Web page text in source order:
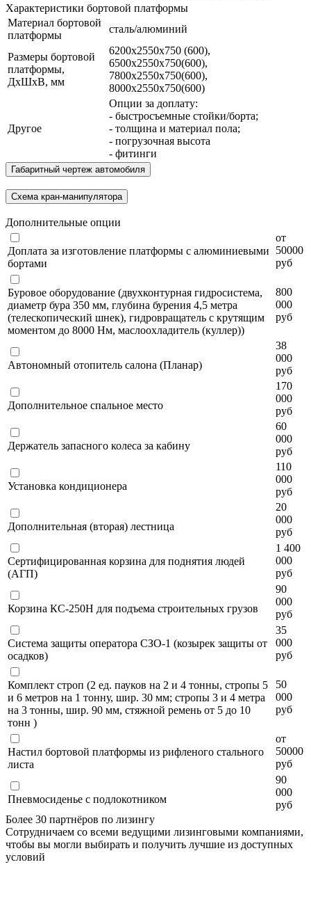
Характеристики бортовой платформы
Материал бортовой
платформы
сталь/алюминий
Размеры бортовой
платформы,
ДхШхВ, мм
6200х2550х750 (600),
6500х2550х750(600),
7800х2550х750(600),
8000х2550х750(600)
Другое
Опции за доплату:
- быстросъемные стойки/борта;
- толщина и материал пола;
- погрузочная высота
- фитинги
Габаритный чертеж автомобиля
Схема кран-манипулятора
Дополнительные опции
Доплата за изготовление платформы с алюминиевыми
бортами
от
50000
руб
Буровое оборудование (двухконтурная гидросистема,
диаметр бура 350 мм, глубина бурения 4,5 метра
(телескопический шнек), гидровращатель с крутящим
моментом до 8000 Нм, маслоохладитель (куллер))
800
000
руб
Автономный отопитель салона (Планар)
38
000
руб
Дополнительное спальное место
170
000
руб
Держатель запасного колеса за кабину
60
000
руб
Установка кондиционера
110
000
руб
Дополнительная (вторая) лестница
20
000
руб
Сертифицированная корзина для поднятия людей
(АГП)
1 400
000
руб
Корзина КС-250Н для подъема строительных грузов
90
000
руб
Система защиты оператора СЗО-1 (козырек защиты от
осадков)
35
000
руб
Комплект строп (2 ед. пауков на 2 и 4 тонны, стропы 5
и 6 метров на 1 тонну, шир. 30 мм; стропы 3 и 4 метра
на 3 тонны, шир. 90 мм, стяжной ремень от 5 до 10
тонн )
50
000
руб
Настил бортовой платформы из рифленого стального
листа
от
50000
руб
Пневмосиденье с подлокотником
90
000
руб
Более 30 партнёров по лизингу
Сотрудничаем со всеми ведущими лизинговыми компаниями,
чтобы вы могли выбирать и получить лучшие из доступных
условий